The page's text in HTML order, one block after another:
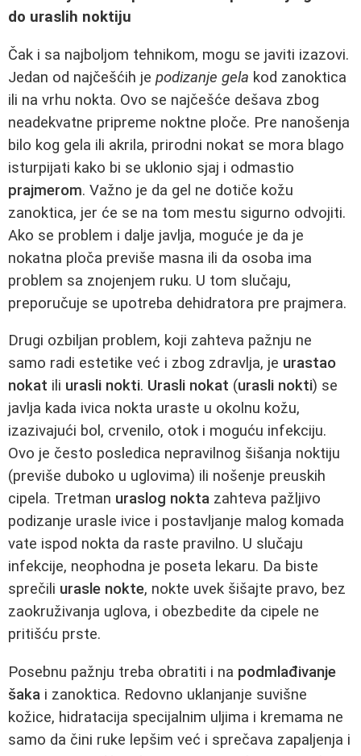
do uraslih noktiju
Čak i sa najboljom tehnikom, mogu se javiti izazovi.
Jedan od najčešćih je podizanje gela kod zanoktica
ili na vrhu nokta. Ovo se najčešće dešava zbog
neadekvatne pripreme noktne ploče. Pre nanošenja
bilo kog gela ili akrila, prirodni nokat se mora blago
isturpijati kako bi se uklonio sjaj i odmastio
prajmerom. Važno je da gel ne dotiče kožu
zanoktica, jer će se na tom mestu sigurno odvojiti.
Ako se problem i dalje javlja, moguće je da je
nokatna ploča previše masna ili da osoba ima
problem sa znojenjem ruku. U tom slučaju,
preporučuje se upotreba dehidratora pre prajmera.
Drugi ozbiljan problem, koji zahteva pažnju ne
samo radi estetike već i zbog zdravlja, je urastao
nokat ili urasli nokti. Urasli nokat (urasli nokti) se
javlja kada ivica nokta uraste u okolnu kožu,
izazivajući bol, crvenilo, otok i moguću infekciju.
Ovo je često posledica nepravilnog šišanja noktiju
(previše duboko u uglovima) ili nošenje preuskih
cipela. Tretman uraslog nokta zahteva pažljivo
podizanje urasle ivice i postavljanje malog komada
vate ispod nokta da raste pravilno. U slučaju
infekcije, neophodna je poseta lekaru. Da biste
sprečili urasle nokte, nokte uvek šišajte pravo, bez
zaokruživanja uglova, i obezbedite da cipele ne
pritišću prste.
Posebnu pažnju treba obratiti i na podmlađivanje
šaka i zanoktica. Redovno uklanjanje suvišne
kožice, hidratacija specijalnim uljima i kremama ne
samo da čini ruke lepšim već i sprečava zapaljenja i